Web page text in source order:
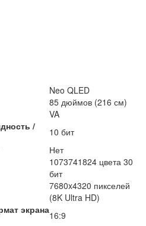
Neo QLED
85 дюймов (216 см)
VA
/
10 бит
Нет
1073741824 цвета 30
бит
7680x4320 пикселей
(8K Ultra HD)
экрана16:9